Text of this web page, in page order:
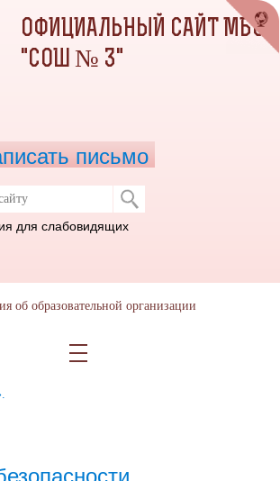
и безопасность
ОФИЦИАЛЬНЫЙ САЙТ МБОУ
"СОШ № 3"
письмо
для слабовидящих
об образовательной организации